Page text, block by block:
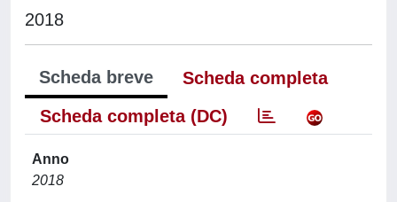
2018
Scheda breve
Scheda completa
Scheda completa (DC)
Anno
2018